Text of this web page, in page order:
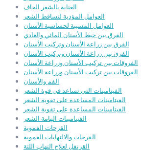
العناية بالشعر الجاف
العوامل المؤدية لتساقط الشعر
العوامل المسببة لحساسية الأسنان
الفرق بين خيط الأسنان المائي والعادي
الفرق بين زراعة الأسنان وتركيب الأسنان
الفرق بين زراعة الأسنان وتركيب الأسنان
الفروقات بين تركيب الأسنان وزراعة الأسنان
الفروقات بين تركيب الأسنان وزراعة الأسنان
الفم والأسنان
الفيتامينات التي تساعد في قوة الشعر
الفيتامينات المساعدة على تقوية الشعر
الفيتامينات المساعدة على تقوية الشعر
الفيتامينات الهامة الشعر
القرحات الفموية
القرحات والالتهابات الفموية
القرنفل لعلاج التهاب اللثة